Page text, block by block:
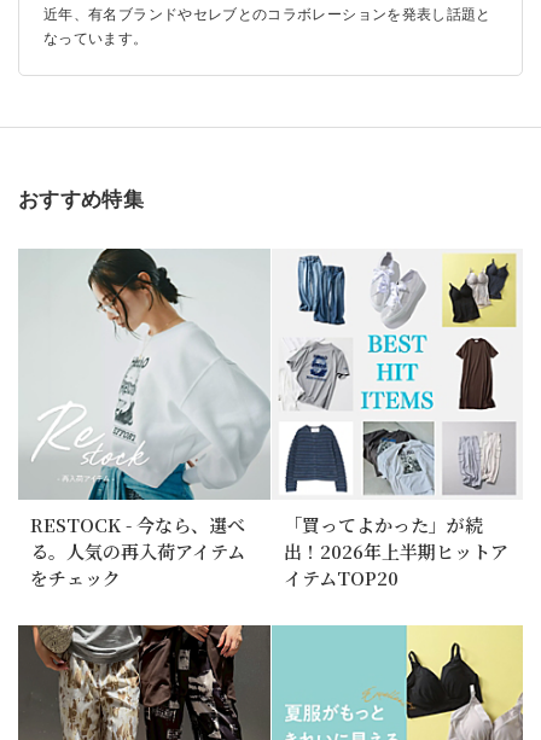
近年、有名ブランドやセレブとのコラボレーションを発表し話題と
なっています。
おすすめ特集
RESTOCK - 今なら、選べ
る。人気の再入荷アイテム
をチェック
「買ってよかった」が続
出！2026年上半期ヒットア
イテムTOP20